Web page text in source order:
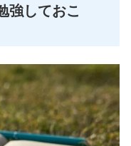
強しておこ